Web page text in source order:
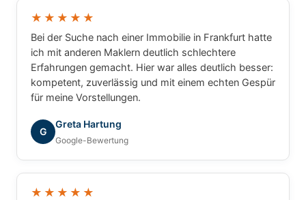
★★★★★
Bei der Suche nach einer Immobilie in Frankfurt hatte
ich mit anderen Maklern deutlich schlechtere
Erfahrungen gemacht. Hier war alles deutlich besser:
kompetent, zuverlässig und mit einem echten Gespür
für meine Vorstellungen.
G
Greta Hartung
Google-Bewertung
★★★★★